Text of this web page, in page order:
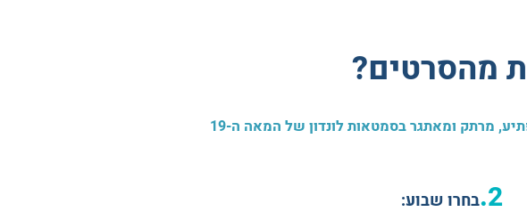
מהסרטים?
2. בחרו שבוע: